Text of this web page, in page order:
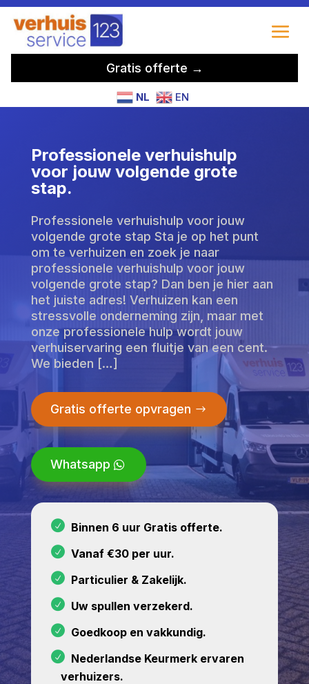
Gratis offerte →
NL EN
Professionele verhuishulp
voor jouw volgende grote
stap.
Professionele verhuishulp voor jouw
volgende grote stap Sta je op het punt
om te verhuizen en zoek je naar
professionele verhuishulp voor jouw
volgende grote stap? Dan ben je hier aan
het juiste adres! Verhuizen kan een
stressvolle onderneming zijn, maar met
onze professionele hulp wordt jouw
verhuiservaring een fluitje van een cent.
We bieden […]
Gratis offerte opvragen
Whatsapp
Binnen 6 uur Gratis offerte.
Vanaf €30 per uur.
Particulier & Zakelijk.
Uw spullen verzekerd.
Goedkoop en vakkundig.
Nederlandse Keurmerk ervaren
verhuizers.